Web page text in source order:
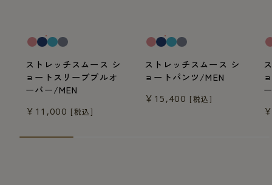
ストレッチスムース シ
ョートスリーブプルオ
ーバー/MEN
￥11,000 [税込]
ストレッチスムース シ
ョートパンツ/MEN
￥15,400 [税込]